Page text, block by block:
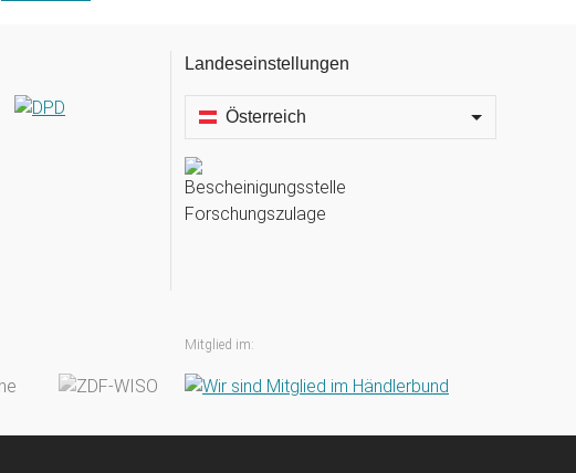
Landeseinstellungen
Österreich
Mitglied im: